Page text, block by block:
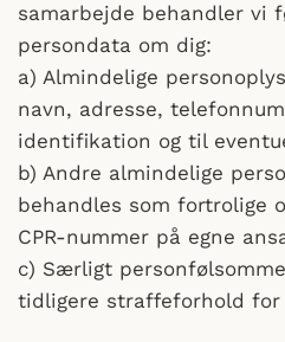
samarbejde behandler vi
persondata om dig:
a) Almindelige
navn, adresse,
identifikation og til
b) Andre almindelige
behandles som fortrolige
CPR-nummer på egne
c) Særligt
tidligere straffeforhold for